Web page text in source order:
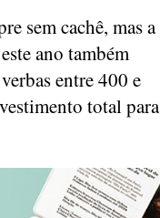
sem cachê, mas a
ano também
entre 400 e
total para